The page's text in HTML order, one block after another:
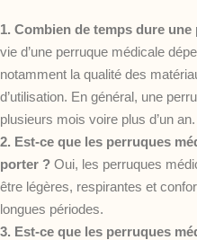
1. Combien de temps dure
vie d’une perruque médicale
notamment la qualité des
d’utilisation. En général, une
plusieurs mois voire plus d’un an.
2. Est-ce que les perruques
porter ? Oui, les perruques
être légères, respirantes et
longues périodes.
3. Est-ce que les perruques